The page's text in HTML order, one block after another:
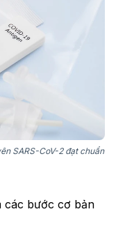
SARS-CoV-2 đạt chuẩn
các bước cơ bản